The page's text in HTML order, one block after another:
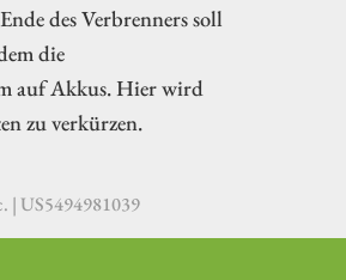
des Verbrenners soll
die
auf Akkus. Hier wird
zu verkürzen.
| US5494981039